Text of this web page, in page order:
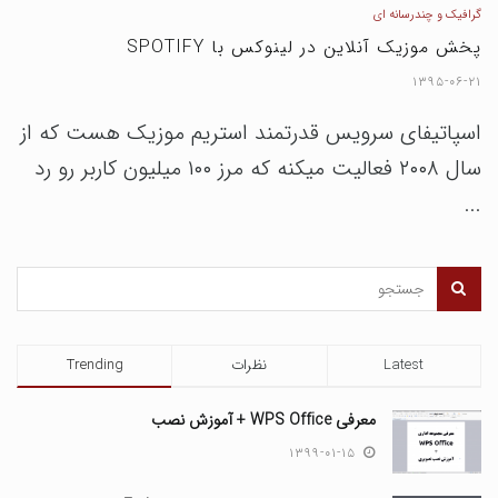
گرافیک و چندرسانه ای
پخش موزیک آنلاین در لینوکس با SPOTIFY
۱۳۹۵-۰۶-۲۱
اسپاتیفای سرویس قدرتمند استریم موزیک هست که از
سال ۲۰۰۸ فعالیت میکنه که مرز ۱۰۰ میلیون کاربر رو رد
...
Trending نظرات Latest
معرفی WPS Office + آموزش نصب